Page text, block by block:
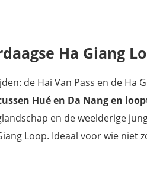
Ha Giang
de Hai Van Pass en de Ha
Hué en Da Nang en
en de weelderige
Loop. Ideaal voor wie niet